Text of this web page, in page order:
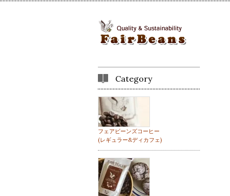
Category
フェアビーンズコーヒー
(レギュラー&ディカフェ)